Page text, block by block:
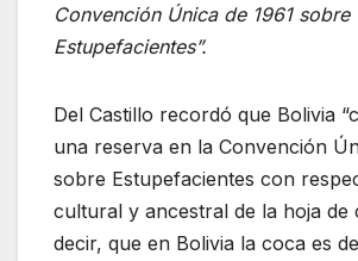
Convención Única de 1961 sobre
Estupefacientes”.
Del Castillo recordó que Bolivia
una reserva en la Convención
sobre Estupefacientes con
cultural y ancestral de la hoja de
decir, que en Bolivia la coca es